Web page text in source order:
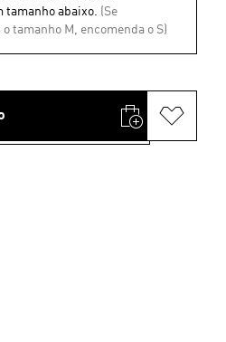
tamanho abaixo. (Se
tamanho M, encomenda o S)